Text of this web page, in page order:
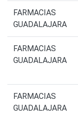
FARMACIAS
GUADALAJARA
FARMACIAS
GUADALAJARA
FARMACIAS
GUADALAJARA